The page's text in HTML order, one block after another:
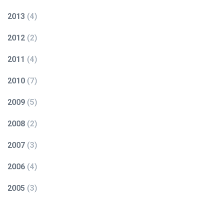
2013 (4)
2012 (2)
2011 (4)
2010 (7)
2009 (5)
2008 (2)
2007 (3)
2006 (4)
2005 (3)